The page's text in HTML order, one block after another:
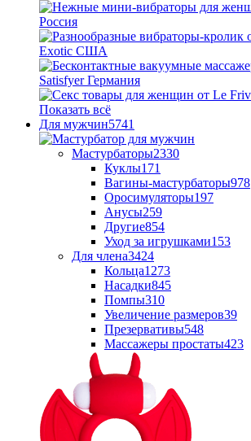
Показать всё
Для мужчин5741
Мастурбаторы2330
Куклы171
Вагины-мастурбаторы978
Оросимуляторы197
Анусы259
Другие854
Уход за игрушками153
Для члена3424
Кольца1273
Насадки845
Помпы310
Увеличение размеров39
Презервативы548
Массажеры простаты423